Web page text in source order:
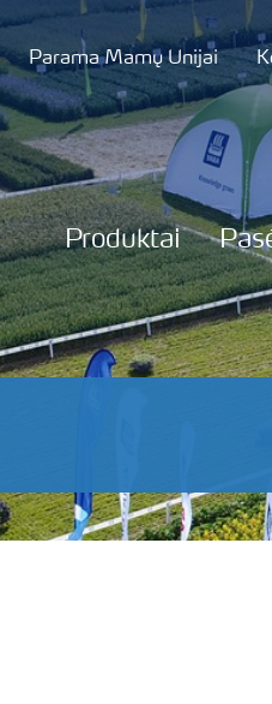
Parama Mamų Unijai
Produktai